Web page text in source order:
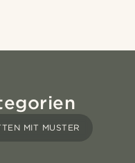
MIT MUSTER